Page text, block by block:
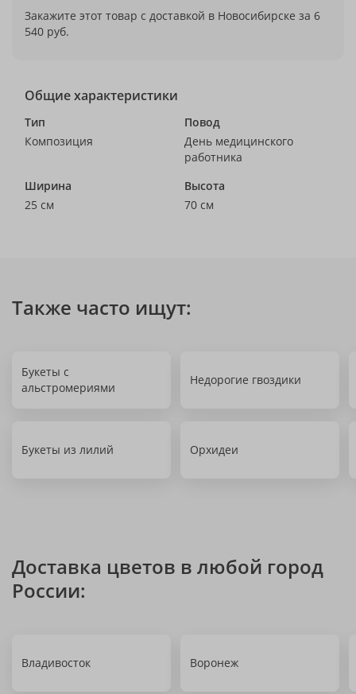
Закажите этот товар с доставкой в Новосибирске за 6
540 руб.
Общие характеристики
Тип
Композиция
Повод
День медицинского
работника
Ширина
25 см
Высота
70 см
Также часто ищут:
Букеты с
альстромериями
Недорогие гвоздики
Букеты из лилий Орхидеи
Доставка цветов в любой город
России:
Владивосток Воронеж